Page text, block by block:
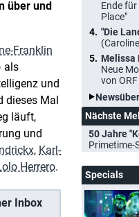
über und
Franklin
als
und
dieses Mal
läuft,
und
, Karl-
Herrero.
Inbox
Ende
Place"
"Die
Melissa
Neue
von
Nächste
50 Jahre
Primetime-
Specials